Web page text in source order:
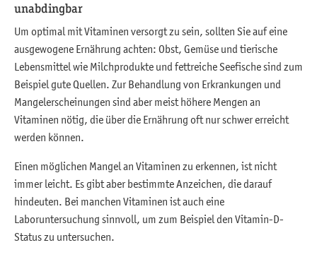
unabdingbar
Um optimal mit Vitaminen versorgt zu sein, sollten Sie auf eine
ausgewogene Ernährung achten: Obst, Gemüse und tierische
Lebensmittel wie Milchprodukte und fettreiche Seefische sind zum
Beispiel gute Quellen. Zur Behandlung von Erkrankungen und
Mangelerscheinungen sind aber meist höhere Mengen an
Vitaminen nötig, die über die Ernährung oft nur schwer erreicht
werden können.
Einen möglichen Mangel an Vitaminen zu erkennen, ist nicht
immer leicht. Es gibt aber bestimmte Anzeichen, die darauf
hindeuten. Bei manchen Vitaminen ist auch eine
Laboruntersuchung sinnvoll, um zum Beispiel den Vitamin-D-
Status zu untersuchen.